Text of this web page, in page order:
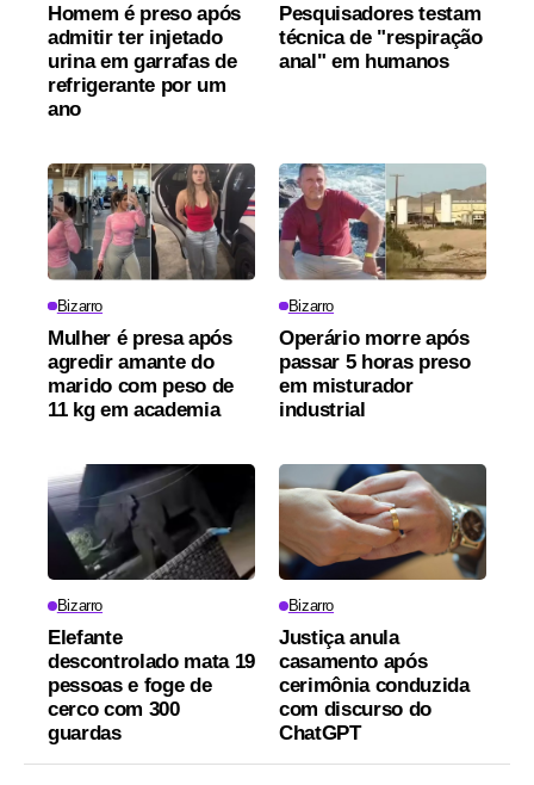
Homem é preso após
admitir ter injetado
urina em garrafas de
refrigerante por um
ano
Pesquisadores testam
técnica de "respiração
anal" em humanos
Bizarro
Mulher é presa após
agredir amante do
marido com peso de
11 kg em academia
Bizarro
Operário morre após
passar 5 horas preso
em misturador
industrial
Bizarro
Elefante
descontrolado mata 19
pessoas e foge de
cerco com 300
guardas
Bizarro
Justiça anula
casamento após
cerimônia conduzida
com discurso do
ChatGPT